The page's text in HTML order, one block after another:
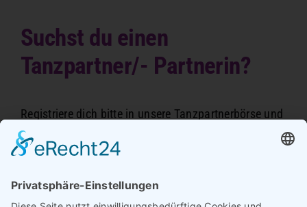
Suchst du einen
Tanzpartner/- Partnerin?
Registriere dich bitte in unsere Tanzpartnerbörse und
wir helfen dir weiter.
Jetzt registrieren